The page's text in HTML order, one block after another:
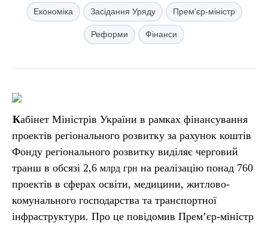
Економіка Засідання Уряду Прем'єр-міністр
Реформи Фінанси
Кабінет Міністрів України в рамках фінансування
проектів регіонального розвитку за рахунок коштів
Фонду регіонального розвитку виділяє черговий
транш в обсязі 2,6 млрд грн на реалізацію понад 760
проектів в сферах освіти, медицини, житлово-
комунального господарства та транспортної
інфраструктури. Про це повідомив Прем’єр-міністр